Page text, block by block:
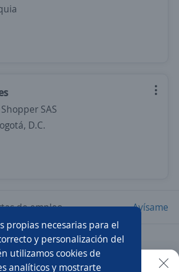
propias necesarias para el
y personalización del
utilizamos cookies de
analíticos y mostrarte
SAS
D.C.
de empleo Avísame
Inspector calidad